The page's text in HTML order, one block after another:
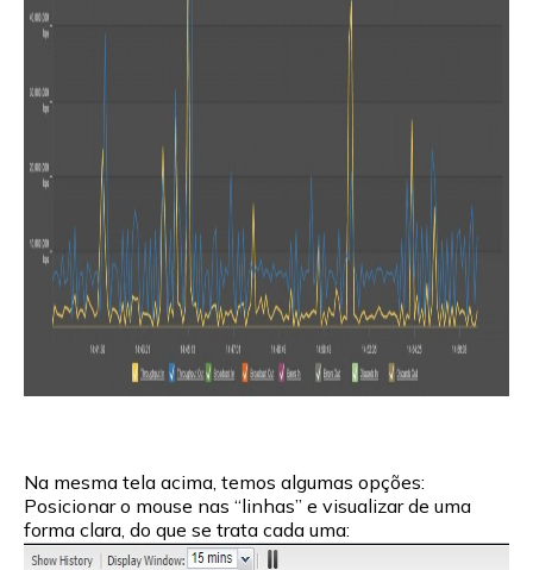
Na mesma tela acima, temos algumas opções:
Posicionar o mouse nas “linhas” e visualizar de uma
forma clara, do que se trata cada uma: